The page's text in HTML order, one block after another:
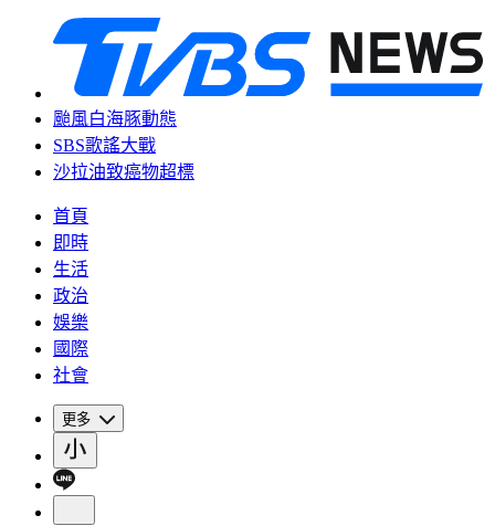
颱風白海豚動態
SBS歌謠大戰
沙拉油致癌物超標
首頁
即時
生活
政治
娛樂
國際
社會
更多